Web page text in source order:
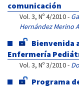
comunicación
Vol. 3, Nº 4/2010 -
Hernández Merino A
Bienvenida
Enfermería
Vol. 3, Nº 3/2010 -
Programa